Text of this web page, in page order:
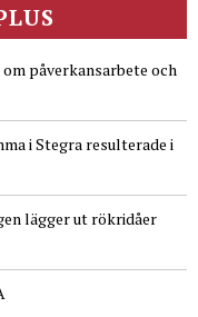
påverkansarbete och
i Stegra resulterade i
lägger ut rökridåer